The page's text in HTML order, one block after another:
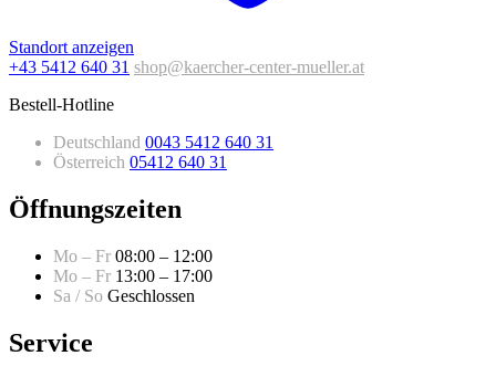
Standort anzeigen
+43 5412 640 31 shop@kaercher-center-mueller.at
Bestell-Hotline
Deutschland 0043 5412 640 31
Österreich 05412 640 31
Öffnungszeiten
Mo – Fr 08:00 – 12:00
Mo – Fr 13:00 – 17:00
Sa / So Geschlossen
Service